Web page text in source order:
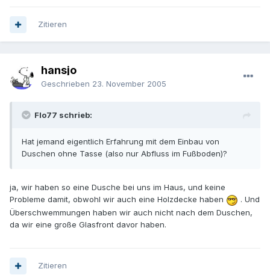
Zitieren
hansjo
Geschrieben 23. November 2005
Flo77 schrieb:
Hat jemand eigentlich Erfahrung mit dem Einbau von
Duschen ohne Tasse (also nur Abfluss im Fußboden)?
ja, wir haben so eine Dusche bei uns im Haus, und keine
Probleme damit, obwohl wir auch eine Holzdecke haben
. Und
Überschwemmungen haben wir auch nicht nach dem Duschen,
da wir eine große Glasfront davor haben.
Zitieren